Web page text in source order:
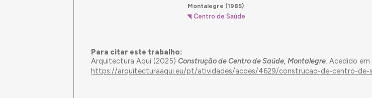
Montalegre (1985)
Centro de Saúde
Para citar este trabalho:
Arquitectura Aqui (2025)Construção de Centro de Saúde, Montalegre . Acedido
https://arquitecturaaqui.eu/pt/atividades/acoes/4629/construcao-de-centro-de-